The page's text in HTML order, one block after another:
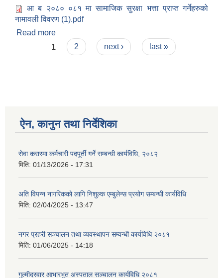
आ ब २०८० ०८१ मा सामाजिक सुरक्षा भत्ता प्राप्त गर्नेहरुको
नामावली विवरण (1).pdf
Read more
लाभग्राही नामावली
Pages
1 2 next › last »
ऐन, कानुन तथा निर्देशिका
सेवा करारमा कर्मचारी पदपूर्ती गर्ने सम्बन्धी कार्यविधि, २०८२
मिति: 01/13/2026 - 17:31
अति विपन्न नागरिकको लागि निशुल्क एम्बुलेन्स प्रयोग सम्बन्धी कार्यविधि
मिति: 02/04/2025 - 13:47
नगर प्रहरी सञ्चालन तथा व्यवस्थापन सम्वन्धी कार्यविधि २०८१
मिति: 01/06/2025 - 14:18
गुल्मीदरवार आभारभुत अस्पताल सञ्चालन कार्यविधि २०८१